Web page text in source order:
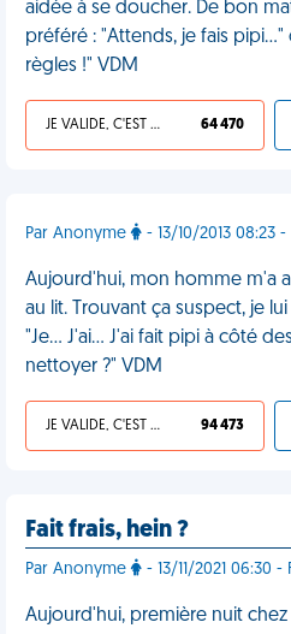
aidée à se doucher. De bon
préféré : "Attends, je fais
règles !" VDM
JE VALIDE, C'EST UNE VDM 64 470
Par Anonyme - 13/10/2013 08:23
Aujourd'hui, mon homme m'a
au lit. Trouvant ça suspect, je
"Je... J'ai... J'ai fait pipi à côté
nettoyer ?" VDM
JE VALIDE, C'EST UNE VDM 94 473
Fait frais, hein ?
Par Anonyme - 13/11/2021 06:30
Aujourd'hui, première nuit